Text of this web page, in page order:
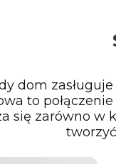
dom
to
się zarówno w